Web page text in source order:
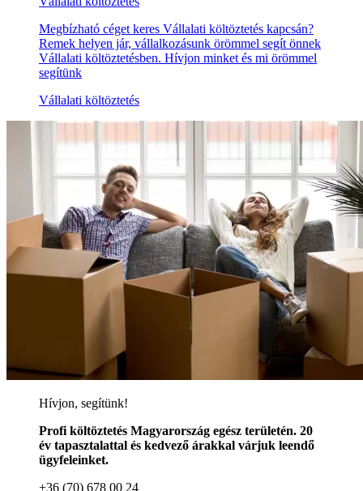
Megbízható céget keres Vállalati költöztetés kapcsán?
Remek helyen jár, vállalkozásunk örömmel segít önnek
Vállalati költöztetésben. Hívjon minket és mi örömmel
segítünk
Vállalati költöztetés
Hívjon, segítünk!
Profi költöztetés Magyarország egész területén. 20
év tapasztalattal és kedvező árakkal várjuk leendő
ügyfeleinket.
+36 (70) 678 00 24